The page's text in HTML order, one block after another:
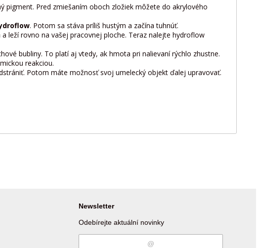
pigment. Pred zmiešaním oboch zložiek môžete do akrylového
. Potom sa stáva príliš hustým a začína tuhnúť.
leží rovno na vašej pracovnej ploche. Teraz nalejte hydroflow
bubliny. To platí aj vtedy, ak hmota pri nalievaní rýchlo zhustne.
reakciou.
Potom máte možnosť svoj umelecký objekt ďalej upravovať.
Newsletter
Odebírejte aktuální novinky